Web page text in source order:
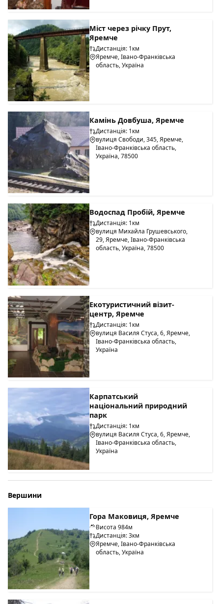
Міст через річку Прут,
Яремче
Дистанція: 1км
Яремче, Івано-Франківська
область, Україна
Камінь Довбуша, Яремче
Дистанція: 1км
вулиця Свободи, 345, Яремче,
Івано-Франківська область,
Україна, 78500
Водоспад Пробій, Яремче
Дистанція: 1км
вулиця Михайла Грушевського,
29, Яремче, Івано-Франківська
область, Україна, 78500
Екотуристичний візит-
центр, Яремче
Дистанція: 1км
вулиця Василя Стуса, 6, Яремче,
Івано-Франківська область,
Україна
Карпатський
національний природний
парк
Дистанція: 1км
вулиця Василя Стуса, 6, Яремче,
Івано-Франківська область,
Україна
Вершини
Гора Маковиця, Яремче
Висота 984м
Дистанція: 3км
Яремче, Івано-Франківська
область, Україна